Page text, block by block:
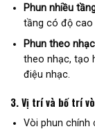
Phun nhiều
tầng có độ cao
Phun theo nhạc
theo nhạc, tạo
điệu nhạc.
3.Vị trí và bố trí
Vòi phun chính